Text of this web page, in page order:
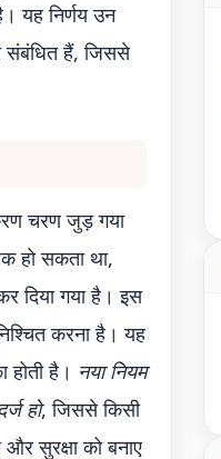
यह निर्णय उन
संबंधित हैं, जिससे
चरण जुड़ गया
हो सकता था,
दिया गया है। इस
करना है। यह
है। नया नियम
हो, जिससे किसी
सुरक्षा को बनाए